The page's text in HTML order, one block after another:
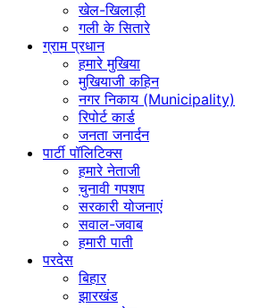
खेल-खिलाड़ी
गली के सितारे
ग्राम प्रधान
हमारे मुखिया
मुखियाजी कहिन
नगर निकाय (Municipality)
रिपोर्ट कार्ड
जनता जनार्दन
पार्टी पॉलिटिक्स
हमारे नेताजी
चुनावी गपशप
सरकारी योजनाएं
सवाल-जवाब
हमारी पाती
परदेस
बिहार
झारखंड